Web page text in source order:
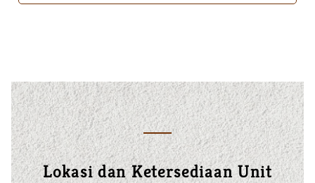
Lokasi dan Ketersediaan Unit